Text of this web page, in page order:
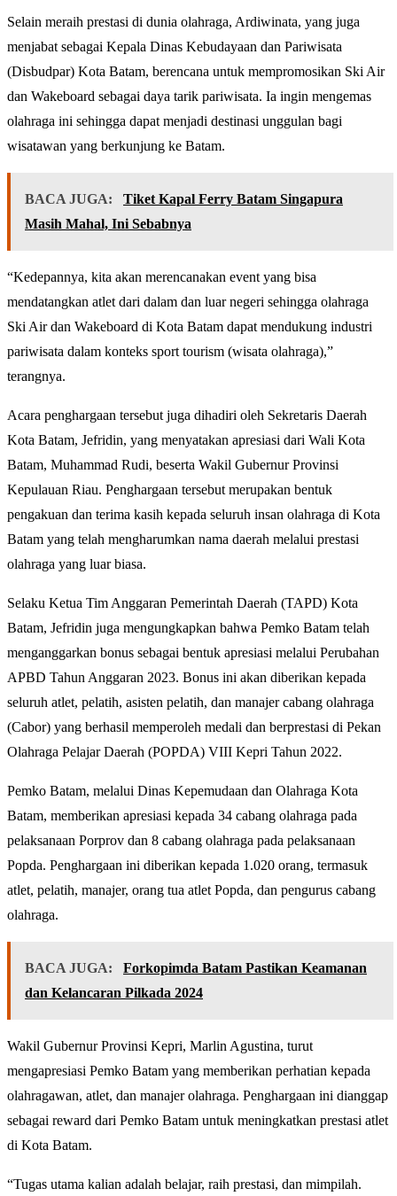
Selain meraih prestasi di dunia olahraga, Ardiwinata, yang juga
menjabat sebagai Kepala Dinas Kebudayaan dan Pariwisata
(Disbudpar) Kota Batam, berencana untuk mempromosikan Ski Air
dan Wakeboard sebagai daya tarik pariwisata. Ia ingin mengemas
olahraga ini sehingga dapat menjadi destinasi unggulan bagi
wisatawan yang berkunjung ke Batam.
BACA JUGA:
Tiket Kapal Ferry Batam Singapura
Masih Mahal, Ini Sebabnya
“Kedepannya, kita akan merencanakan event yang bisa
mendatangkan atlet dari dalam dan luar negeri sehingga olahraga
Ski Air dan Wakeboard di Kota Batam dapat mendukung industri
pariwisata dalam konteks sport tourism (wisata olahraga),”
terangnya.
Acara penghargaan tersebut juga dihadiri oleh Sekretaris Daerah
Kota Batam, Jefridin, yang menyatakan apresiasi dari Wali Kota
Batam, Muhammad Rudi, beserta Wakil Gubernur Provinsi
Kepulauan Riau. Penghargaan tersebut merupakan bentuk
pengakuan dan terima kasih kepada seluruh insan olahraga di Kota
Batam yang telah mengharumkan nama daerah melalui prestasi
olahraga yang luar biasa.
Selaku Ketua Tim Anggaran Pemerintah Daerah (TAPD) Kota
Batam, Jefridin juga mengungkapkan bahwa Pemko Batam telah
menganggarkan bonus sebagai bentuk apresiasi melalui Perubahan
APBD Tahun Anggaran 2023. Bonus ini akan diberikan kepada
seluruh atlet, pelatih, asisten pelatih, dan manajer cabang olahraga
(Cabor) yang berhasil memperoleh medali dan berprestasi di Pekan
Olahraga Pelajar Daerah (POPDA) VIII Kepri Tahun 2022.
Pemko Batam, melalui Dinas Kepemudaan dan Olahraga Kota
Batam, memberikan apresiasi kepada 34 cabang olahraga pada
pelaksanaan Porprov dan 8 cabang olahraga pada pelaksanaan
Popda. Penghargaan ini diberikan kepada 1.020 orang, termasuk
atlet, pelatih, manajer, orang tua atlet Popda, dan pengurus cabang
olahraga.
BACA JUGA:
Forkopimda Batam Pastikan Keamanan
dan Kelancaran Pilkada 2024
Wakil Gubernur Provinsi Kepri, Marlin Agustina, turut
mengapresiasi Pemko Batam yang memberikan perhatian kepada
olahragawan, atlet, dan manajer olahraga. Penghargaan ini dianggap
sebagai reward dari Pemko Batam untuk meningkatkan prestasi atlet
di Kota Batam.
“Tugas utama kalian adalah belajar, raih prestasi, dan mimpilah.